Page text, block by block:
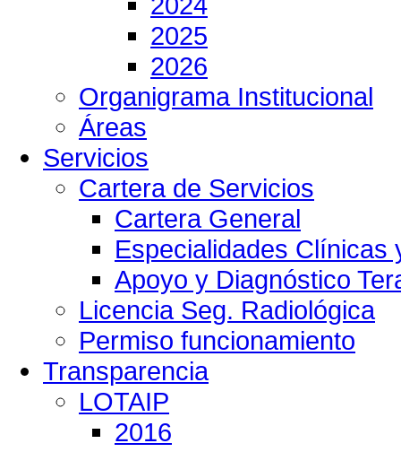
2025
2026
Organigrama Institucional
Áreas
Servicios
Cartera de Servicios
Cartera General
Especialidades Clínicas
Apoyo y Diagnóstico
Licencia Seg. Radiológica
Permiso funcionamiento
Transparencia
LOTAIP
2016